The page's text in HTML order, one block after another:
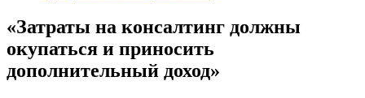
«Затраты на консалтинг должны
окупаться и приносить
дополнительный доход»